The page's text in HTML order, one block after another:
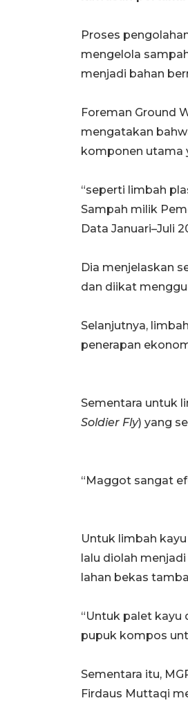
Proses
mengelola
menjadi bahan
Foreman Ground
mengatakan
komponen utama
“seperti limbah
Sampah milik
Data Januari–Juli
Dia menjelaskan
dan diikat
Selanjutnya,
penerapan
Sementara untuk
Soldier Fly) yang
“Maggot sangat
Untuk limbah
lalu diolah
lahan bekas
“Untuk palet kayu
pupuk kompos
Sementara itu,
Firdaus Muttaqi